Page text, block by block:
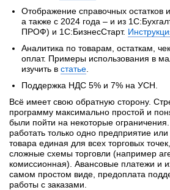
Отображение справочных остатков
а также с 2024 года – и из
ПРОФ) и 1С:БизнесСтарт.
Аналитика по товарам, остаткам,
оплат. Примеры использования в
изучить в статье
Поддержка НДС 5% и 7% на УСН.
Всё имеет свою обратную сторону.
программу максимально простой и
были пойти на некоторые
работать только одно предприятие
товара единая для всех торговых
сложные схемы торговли (например
комиссионная). Авансовые платежи и
самом простом виде, предоплата
работы с заказами.